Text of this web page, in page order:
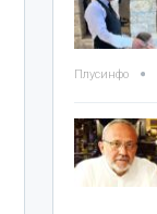
Плусинфо